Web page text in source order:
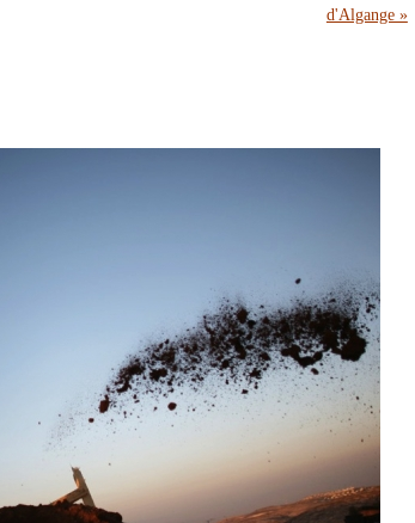
d'Algange »